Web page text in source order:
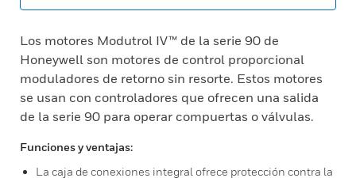
Los motores Modutrol IV™ de la serie 90 de
Honeywell son motores de control proporcional
moduladores de retorno sin resorte. Estos motores
se usan con controladores que ofrecen una salida
de la serie 90 para operar compuertas o válvulas.
Funciones y ventajas:
La caja de conexiones integral ofrece protección contra la